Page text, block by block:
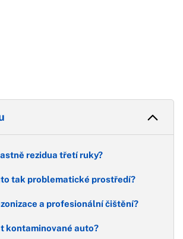
rezidua třetí ruky?
tak problematické prostředí?
a profesionální čištění?
kontaminované auto?